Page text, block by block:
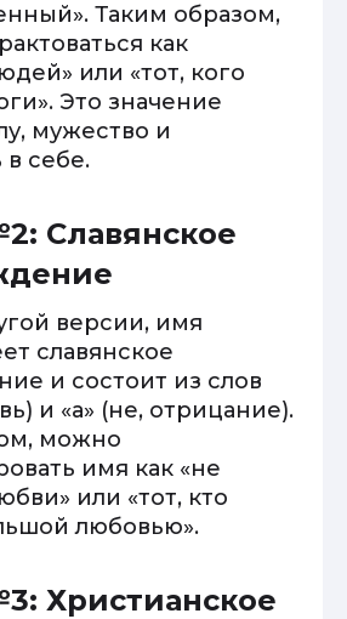
Таким образом,
как
или «тот, кого
Это значение
мужество и
в себе.
Славянское
версии, имя
славянское
и состоит из слов
и «а» (не, отрицание).
можно
имя как «не
или «тот, кто
любовью».
Христианское